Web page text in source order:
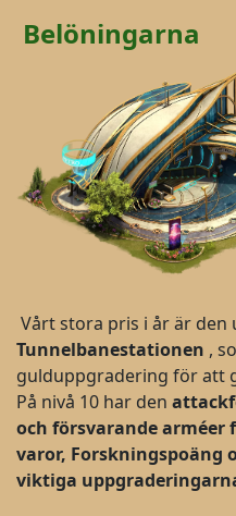
Belöningarna
Vårt stora pris i år är den
Tunnelbanestationen ,
gulduppgradering för att
På nivå 10 har den
och försvarande arméer
varor, Forskningspoäng
viktiga